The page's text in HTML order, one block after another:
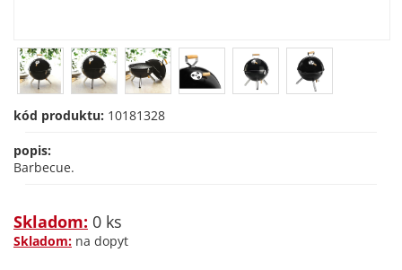
kód produktu: 10181328
popis:
Barbecue.
Skladom: 0 ks
Skladom: na dopyt